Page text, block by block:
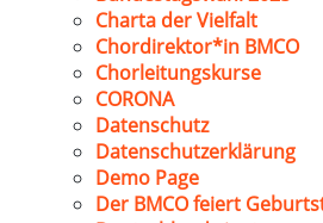
Charta der Vielfalt
Chordirektor*in BMCO
Chorleitungskurse
CORONA
Datenschutz
Datenschutzerklärung
Demo Page
Der BMCO feiert